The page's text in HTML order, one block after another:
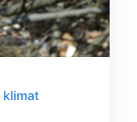
klimat